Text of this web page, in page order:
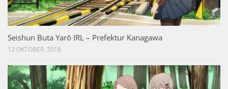
Seishun Buta Yarō IRL – Prefektur Kanagawa
12 OKTOBER, 2018